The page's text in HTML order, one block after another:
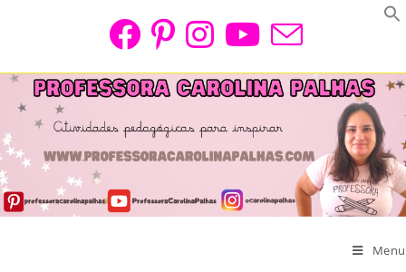
Menu